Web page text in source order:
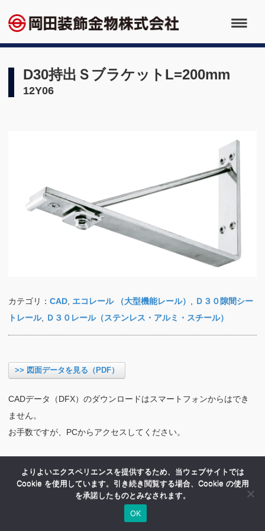
D30持出ＳブラケットL=200mm
12Y06
カテゴリ： CAD エコレール （大型機能レール）
Ｄ３０隙間シー
トレール, Ｄ３０レール（ステンレス・アルミ・スチール）
>> 図面データを見る（PDF）
CADデータ（DFX）のダウンロードはスマートフォンからはでき
ません。
お手数ですが、PCからアクセスしてください。
よりよいエクスペリエンスを提供するため、当ウェブサイトでは
Cookie を使用しています。引き続き閲覧する場合、Cookie の使用
を承諾したものとみなされます。
OK